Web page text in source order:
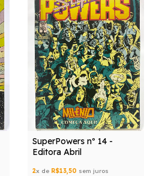
SuperPowers nº 14 -
Editora Abril
2x de R$13,50 sem juros